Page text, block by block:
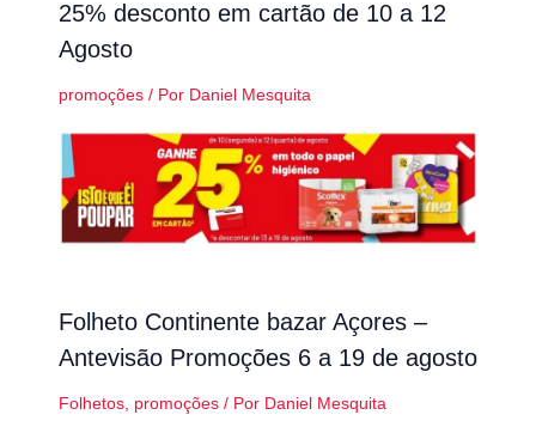
25% desconto em cartão de 10 a 12
Agosto
promoções/ Por Daniel Mesquita
Folheto Continente bazar Açores –
Antevisão Promoções 6 a 19 de agosto
Folhetos, promoções/ Por Daniel Mesquita